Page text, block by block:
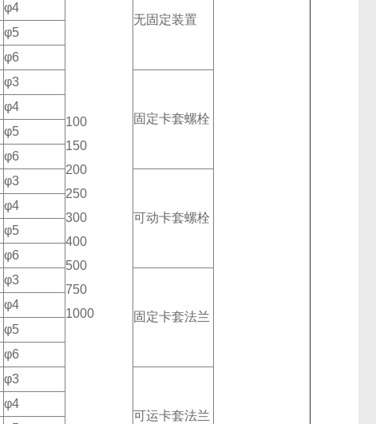
100
150
200
250
300
400
500
750
1000
无固定装置
φ4
φ5
φ6
φ3
固定卡套螺栓
φ4
φ5
φ6
φ3
可动卡套螺栓
φ4
φ5
φ6
φ3
固定卡套法兰
φ4
φ5
φ6
φ3
可运卡套法兰
φ4